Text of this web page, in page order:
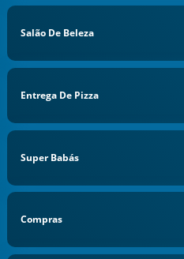
Salão De Beleza
Entrega De Pizza
Super Babás
Compras